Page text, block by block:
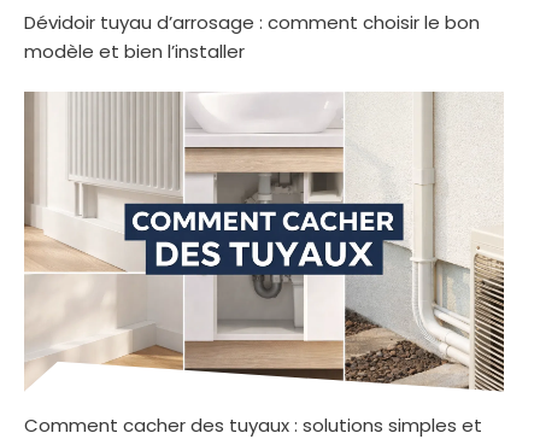
Dévidoir tuyau d’arrosage : comment choisir le bon
modèle et bien l’installer
Comment cacher des tuyaux : solutions simples et